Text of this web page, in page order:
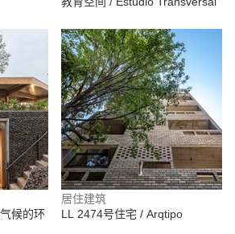
候的环
居住建筑
LL 2474号住宅 / Arqtipo